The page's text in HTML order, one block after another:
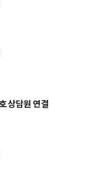
상담원 연결